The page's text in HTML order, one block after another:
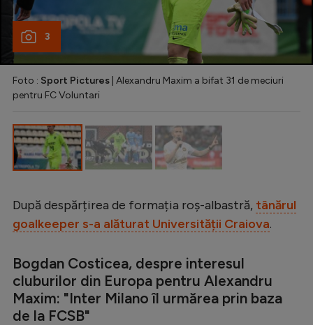
Alte sporturi
Intră în cont
3
Foto : Sport Pictures | Alexandru Maxim a bifat 31 de meciuri
pentru FC Voluntari
După despărțirea de formația roș-albastră, tânărul
goalkeeper s-a alăturat Universității Craiova.
Bogdan Costicea, despre interesul
cluburilor din Europa pentru Alexandru
Maxim: "Inter Milano îl urmărea prin baza
de la FCSB"